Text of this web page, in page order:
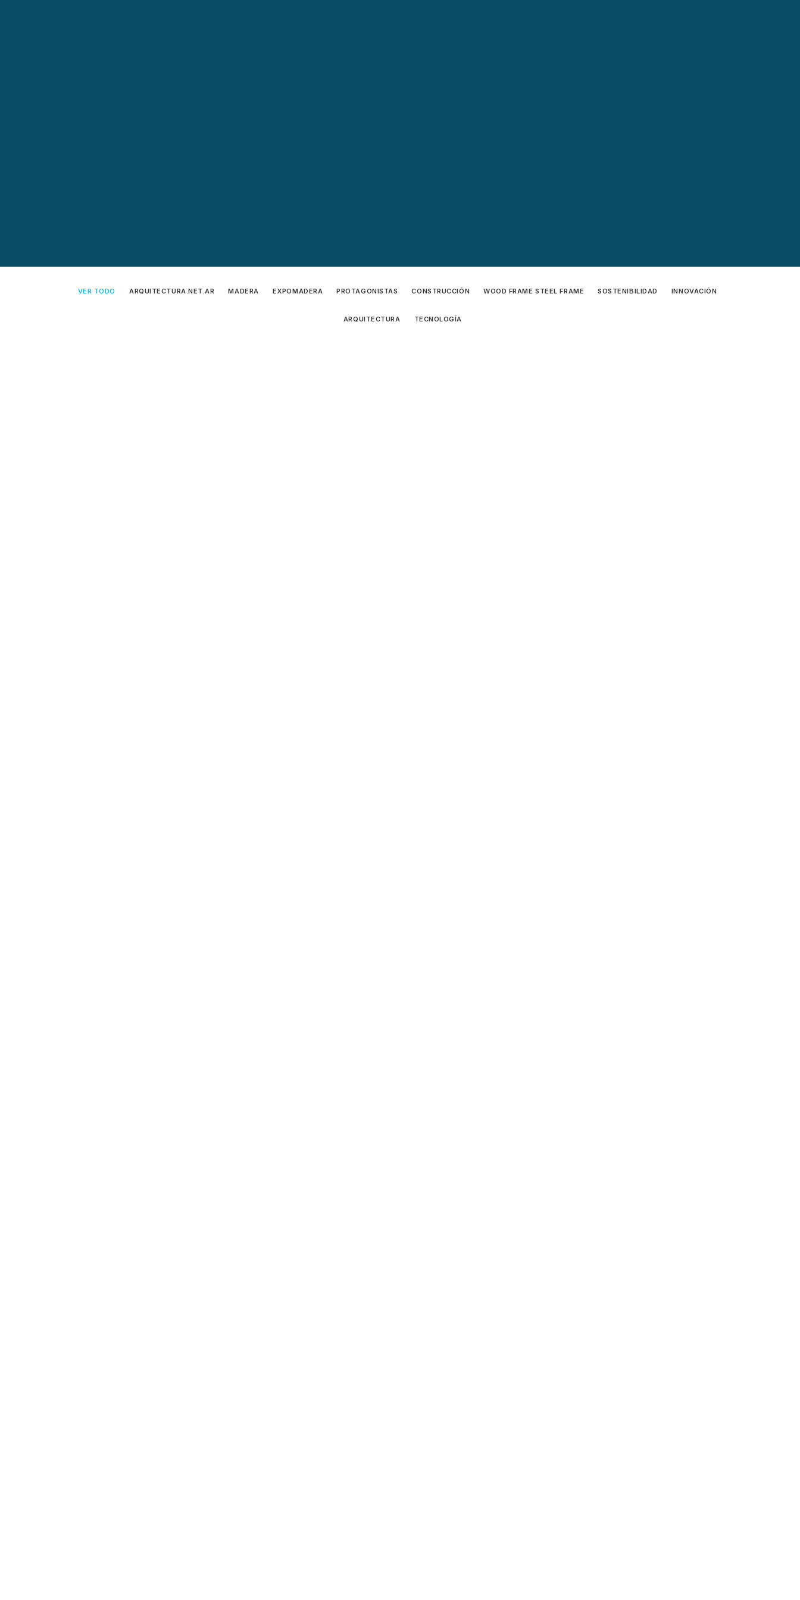
VER TODO ARQUITECTURA.NET.AR MADERA EXPOMADERA PROTAGONISTAS CONSTRUCCIÓN WOOD FRAME STEEL FRAME SOSTENIBILIDAD INNOVACIÓN
ARQUITECTURA TECNOLOGÍA